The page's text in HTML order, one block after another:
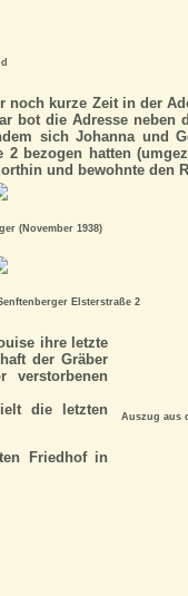
noch kurze Zeit in der
bot die Adresse
sich Johanna und
2 bezogen hatten
und bewohnte den
(November 1938)
Elsterstraße 2
ihre letzte
der Gräber
verstorbenen
die letzten
Friedhof in
Auszug aus